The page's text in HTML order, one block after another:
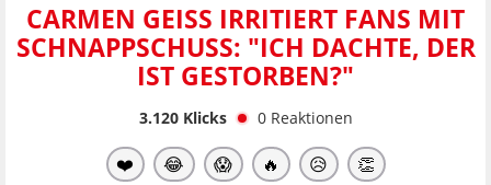
CARMEN GEISS IRRITIERT FANS MIT
SCHNAPPSCHUSS: "ICH DACHTE, DER
IST GESTORBEN?"
3.120Klicks 0 Reaktionen
❤️ 😂 😱 🔥 😥 👏